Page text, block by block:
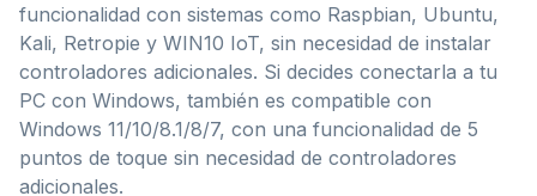
funcionalidad con sistemas como Raspbian, Ubuntu,
Kali, Retropie y WIN10 IoT, sin necesidad de instalar
controladores adicionales. Si decides conectarla a tu
PC con Windows, también es compatible con
Windows 11/10/8.1/8/7, con una funcionalidad de 5
puntos de toque sin necesidad de controladores
adicionales.